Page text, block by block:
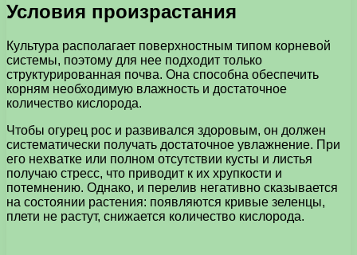
Условия произрастания
Культура располагает поверхностным типом корневой
системы, поэтому для нее подходит только
структурированная почва. Она способна обеспечить
корням необходимую влажность и достаточное
количество кислорода.
Чтобы огурец рос и развивался здоровым, он должен
систематически получать достаточное увлажнение. При
его нехватке или полном отсутствии кусты и листья
получаю стресс, что приводит к их хрупкости и
потемнению. Однако, и перелив негативно сказывается
на состоянии растения: появляются кривые зеленцы,
плети не растут, снижается количество кислорода.